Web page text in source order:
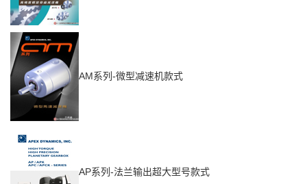
AM系列-微型减速机款式
AP系列-法兰输出超大型号款式